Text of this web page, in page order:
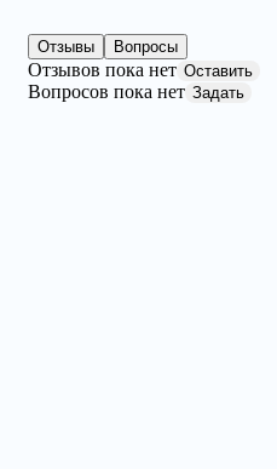
Отзывы Вопросы
Отзывов пока нет Оставить
Вопросов пока нет Задать